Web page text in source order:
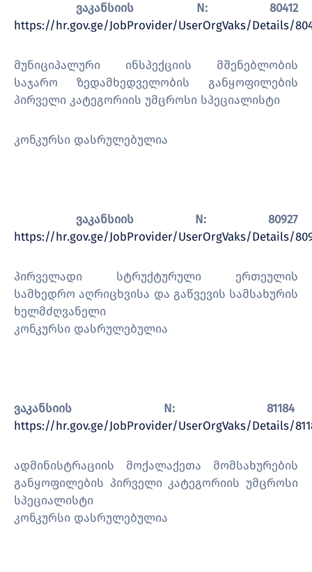
ვაკანსიის N: 80412
https://hr.gov.ge/JobProvider/UserOrgVaks/Details/
მუნიციპალური ინსპექციის მშენებლობის
საჯარო ზედამხედველობის განყოფილების
პირველი კატეგორიის უმცროსი სპეციალისტი
კონკურსი დასრულებულია
ვაკანსიის N: 80927
https://hr.gov.ge/JobProvider/UserOrgVaks/Details/
პირველადი სტრუქტურული ერთეულის
სამხედრო აღრიცხვისა და გაწვევის სამსახურის
ხელმძღვანელი
კონკურსი დასრულებულია
ვაკანსიის N: 81184
https://hr.gov.ge/JobProvider/UserOrgVaks/Details/
ადმინისტრაციის მოქალაქეთა მომსახურების
განყოფილების პირველი კატეგორიის უმცროსი
სპეციალისტი
კონკურსი დასრულებულია